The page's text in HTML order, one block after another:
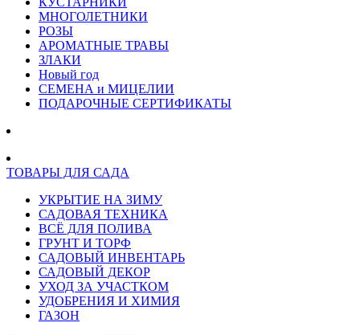
МНОГОЛЕТНИКИ
РОЗЫ
АРОМАТНЫЕ ТРАВЫ
ЗЛАКИ
Новый год
СЕМЕНА и МИЦЕЛИИ
ПОДАРОЧНЫЕ СЕРТИФИКАТЫ
ТОВАРЫ ДЛЯ САДА
УКРЫТИЕ НА ЗИМУ
САДОВАЯ ТЕХНИКА
ВСЁ ДЛЯ ПОЛИВА
ГРУНТ И ТОРФ
САДОВЫЙ ИНВЕНТАРЬ
САДОВЫЙ ДЕКОР
УХОД ЗА УЧАСТКОМ
УДОБРЕНИЯ И ХИМИЯ
ГАЗОН